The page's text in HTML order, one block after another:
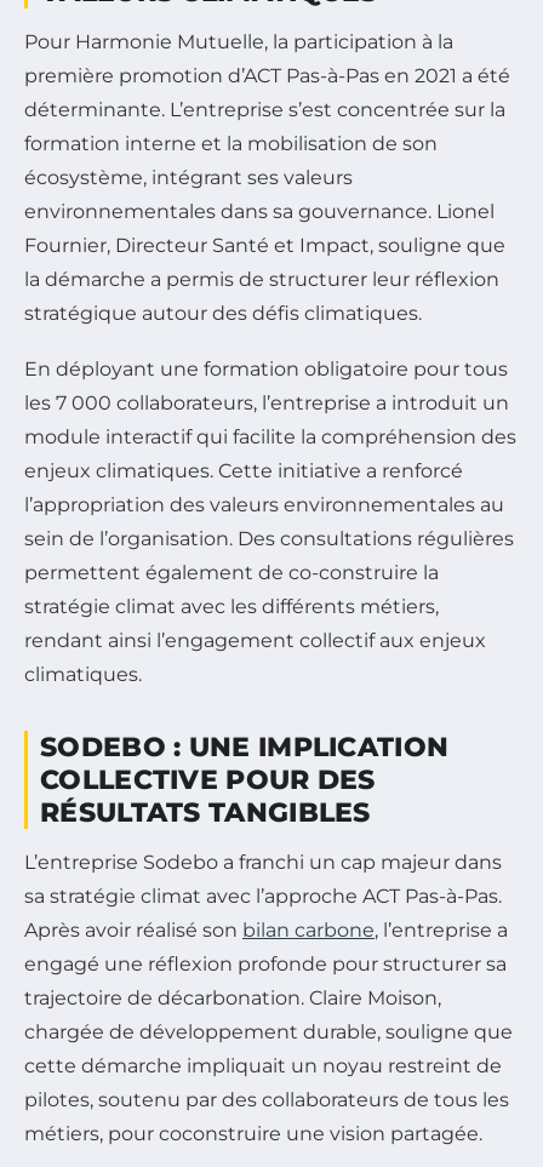
Pour Harmonie Mutuelle, la participation à la
première promotion d’ACT Pas-à-Pas en 2021 a été
déterminante. L’entreprise s’est concentrée sur la
formation interne et la mobilisation de son
écosystème, intégrant ses valeurs
environnementales dans sa gouvernance. Lionel
Fournier, Directeur Santé et Impact, souligne que
la démarche a permis de structurer leur réflexion
stratégique autour des défis climatiques.
En déployant une formation obligatoire pour tous
les 7 000 collaborateurs, l’entreprise a introduit un
module interactif qui facilite la compréhension des
enjeux climatiques. Cette initiative a renforcé
l’appropriation des valeurs environnementales au
sein de l’organisation. Des consultations régulières
permettent également de co-construire la
stratégie climat avec les différents métiers,
rendant ainsi l’engagement collectif aux enjeux
climatiques.
SODEBO : UNE IMPLICATION
COLLECTIVE POUR DES
RÉSULTATS TANGIBLES
L’entreprise Sodebo a franchi un cap majeur dans
sa stratégie climat avec l’approche ACT Pas-à-Pas.
Après avoir réalisé son bilan carbone, l’entreprise a
engagé une réflexion profonde pour structurer sa
trajectoire de décarbonation. Claire Moison,
chargée de développement durable, souligne que
cette démarche impliquait un noyau restreint de
pilotes, soutenu par des collaborateurs de tous les
métiers, pour coconstruire une vision partagée.